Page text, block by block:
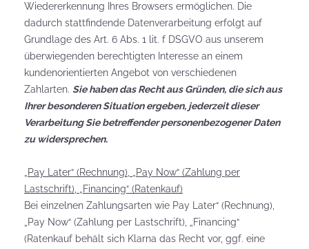
Wiedererkennung Ihres Browsers ermöglichen. Die
dadurch stattfindende Datenverarbeitung erfolgt auf
Grundlage des Art. 6 Abs. 1 lit. f DSGVO aus unserem
überwiegenden berechtigten Interesse an einem
kundenorientierten Angebot von verschiedenen
Zahlarten. Sie haben das Recht aus Gründen, die sich aus
Ihrer besonderen Situation ergeben, jederzeit dieser
Verarbeitung Sie betreffender personenbezogener Daten
zu widersprechen.
„Pay Later“ (Rechnung), „Pay Now“ (Zahlung per
Lastschrift), „Financing“ (Ratenkauf)
Bei einzelnen Zahlungsarten wie Pay Later“ (Rechnung),
„Pay Now“ (Zahlung per Lastschrift), „Financing“
(Ratenkauf behält sich Klarna das Recht vor, ggf. eine